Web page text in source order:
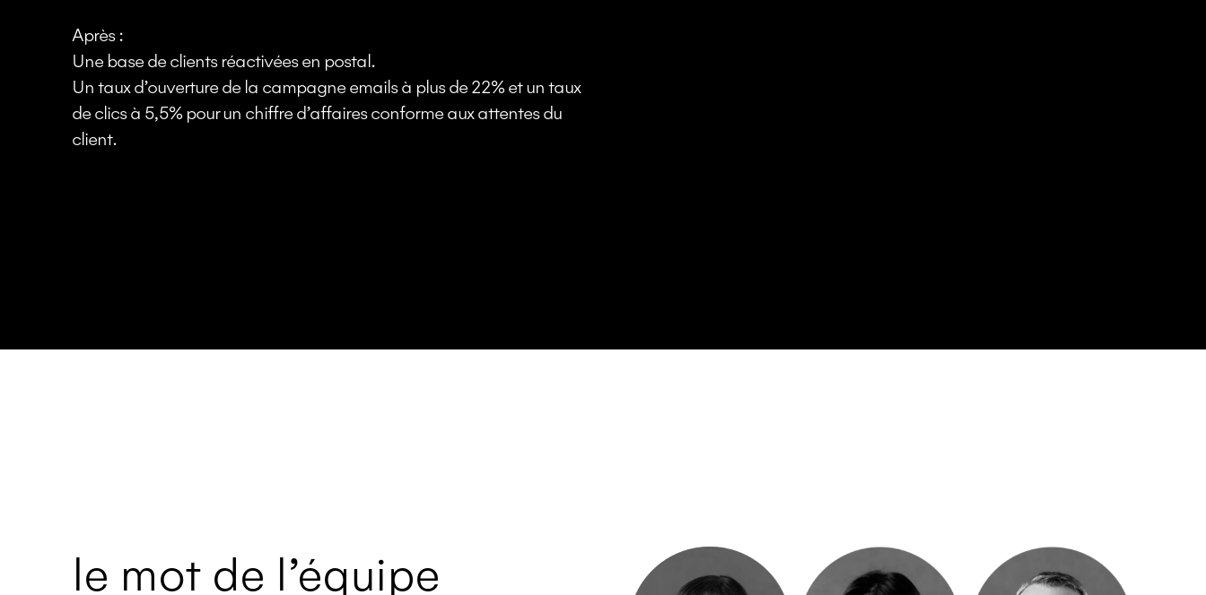
Après :
Une base de clients réactivées en postal.
Un taux d’ouverture de la campagne emails à plus de 22% et un taux
de clics à 5,5% pour un chiffre d’affaires conforme aux attentes du
client.
le mot de l’équipe